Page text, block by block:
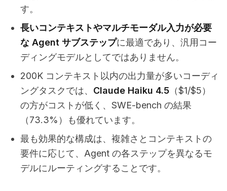
す。
長いコンテキストやマルチモーダル入力が必要
な Agent サブステップに最適であり、汎用コー
ディングモデルとしてではありません。
200K コンテキスト以内の出力量が多いコーディ
ングタスクでは、 Claude Haiku 4.5 （$1/$5）
の方がコストが低く、SWE-bench の結果
（73.3%）も優れています。
最も効果的な構成は、複雑さとコンテキストの
要件に応じて、Agent の各ステップを異なるモ
デルにルーティングすることです。